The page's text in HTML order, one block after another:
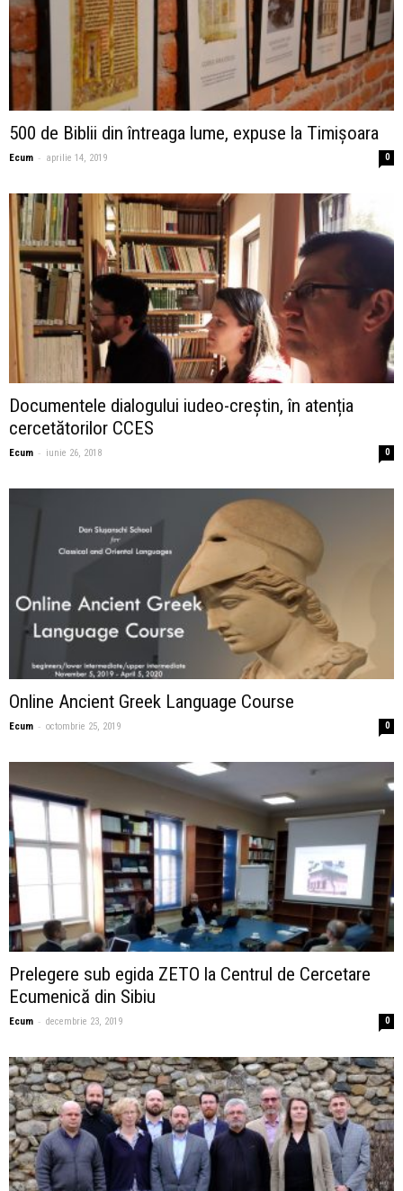
500 de Biblii din întreaga lume, expuse la Timișoara
Ecum - aprilie 14, 2019 0
Documentele dialogului iudeo-creștin, în atenția
cercetătorilor CCES
Ecum - iunie 26, 2018 0
Online Ancient Greek Language Course
Ecum - octombrie 25, 2019 0
Prelegere sub egida ZETO la Centrul de Cercetare
Ecumenică din Sibiu
Ecum - decembrie 23, 2019 0